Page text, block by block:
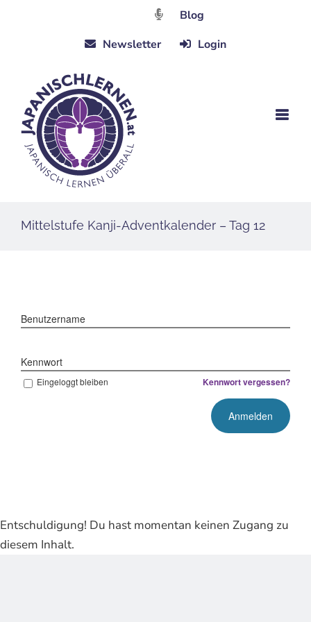
Blog
Newsletter
Login
Mittelstufe Kanji-Adventkalender – Tag 12
Benutzername
Kennwort
Eingeloggt bleiben Kennwort vergessen?
Entschuldigung! Du hast momentan keinen Zugang zu
diesem Inhalt.